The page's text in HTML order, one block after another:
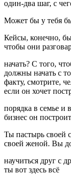
один-два шаг, с
Может бы у тебя
Кейсы, конечно,
чтобы они
начать? С того,
должны начать с
факту, смотрите,
если он хочет
порядка в семье и
бизнес он
Ты пастырь своей
своей женой. Вы
научиться друг с
ты вот здесь всё